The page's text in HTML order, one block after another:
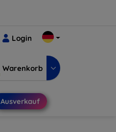
Login
Warenkorb
Ausverkauf